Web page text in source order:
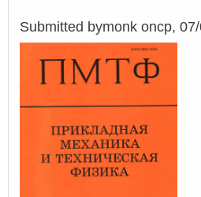
Submitted bymonk onср,